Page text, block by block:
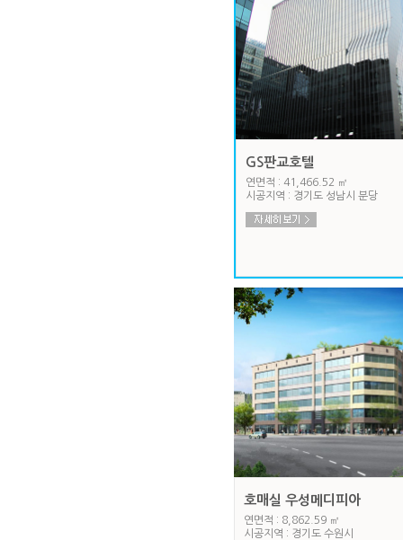
GS판교호텔
연면적 : 41,466.52 ㎡
시공지역 : 경기도 성남시 분당
호매실 우성메디피아
연면적 : 8,862.59 ㎡
시공지역 : 경기도 수원시